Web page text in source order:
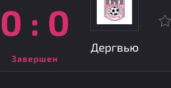
0 : 0
Завершен
Дергвью